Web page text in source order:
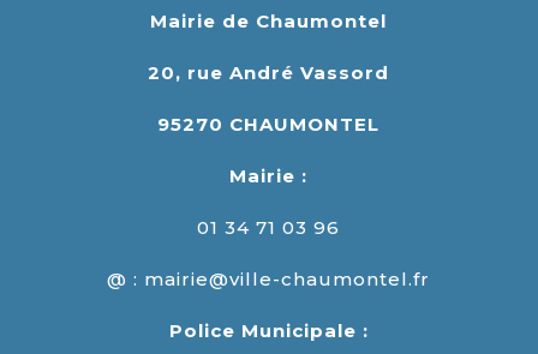
Mairie de Chaumontel
20, rue André Vassord
95270 CHAUMONTEL
Mairie :
01 34 71 03 96
@ : mairie@ville-chaumontel.fr
Police Municipale :